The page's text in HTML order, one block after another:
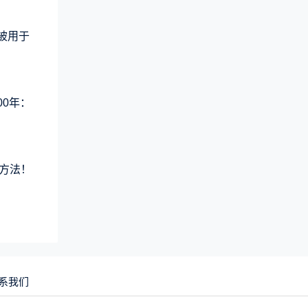
用于
年：
法！
我们